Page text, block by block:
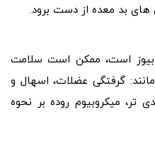
بد معده از دست برود.
است، ممکن است سلامت
گرفتگی عضلات، اسهال و
میکروبیوم روده بر نحوه